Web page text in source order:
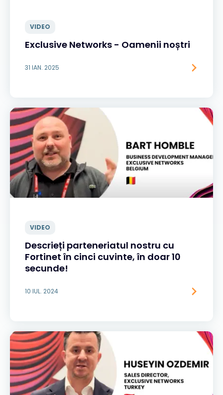
VIDEO
Exclusive Networks - Oamenii noștri
31 IAN. 2025
VIDEO
Descrieți parteneriatul nostru cu
Fortinet în cinci cuvinte, în doar 10
secunde!
10 IUL. 2024